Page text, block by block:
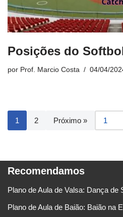
Posições do
por Prof. Marcio Costa 04/04/
1 2 Próximo »
Recomendamos
Plano de Aula de Valsa: Dança
Plano de Aula de Baião: Baião na